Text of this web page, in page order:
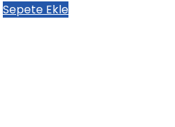
Şu
Sepete Ekle